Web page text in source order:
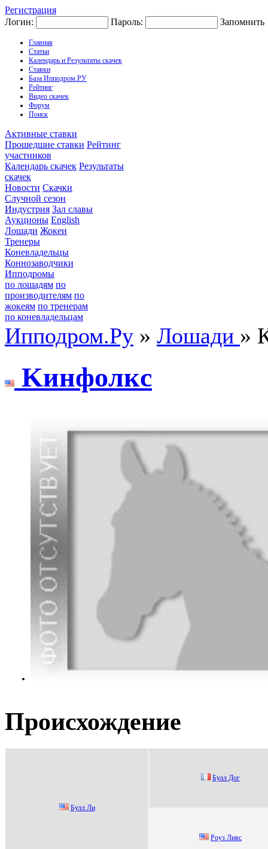
Регистрация
Логин:
Пароль: Запомнить
Главная
Статьи
Календарь и Результаты скачек
Ставки
База Ипподром.РУ
Рейтинг
Видео скачек
Форум
Поиск
Активные ставки
Прошедшие ставки Рейтинг
участников
Календарь скачек Результаты
скачек
Новости Скачки
Случной сезон
Индустрия Зал славы
Аукционы English
Лошади Жокеи
Тренеры
Коневладельцы
Коннозаводчики
Ипподромы
по лошадям по
производителям по
жокеям по тренерам
по коневладельцам
Ипподром.Ру » Лошади »
Kинфoлкc
Происхождение
Булл Ли
Булл Дог
Pоуз Ливc